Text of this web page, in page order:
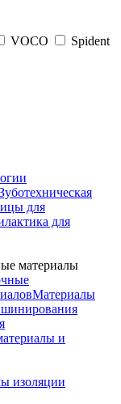
VOCO
Spident
для
для
материалы
Материалы
и
изоляции